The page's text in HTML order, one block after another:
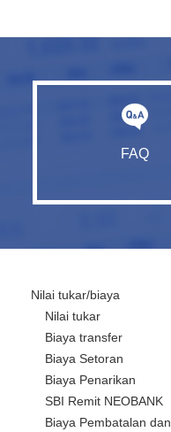
FAQ
Nilai tukar/biaya
Nilai tukar
Biaya transfer
Biaya Setoran
Biaya Penarikan
SBI Remit NEOBANK
Biaya Pembatalan dan